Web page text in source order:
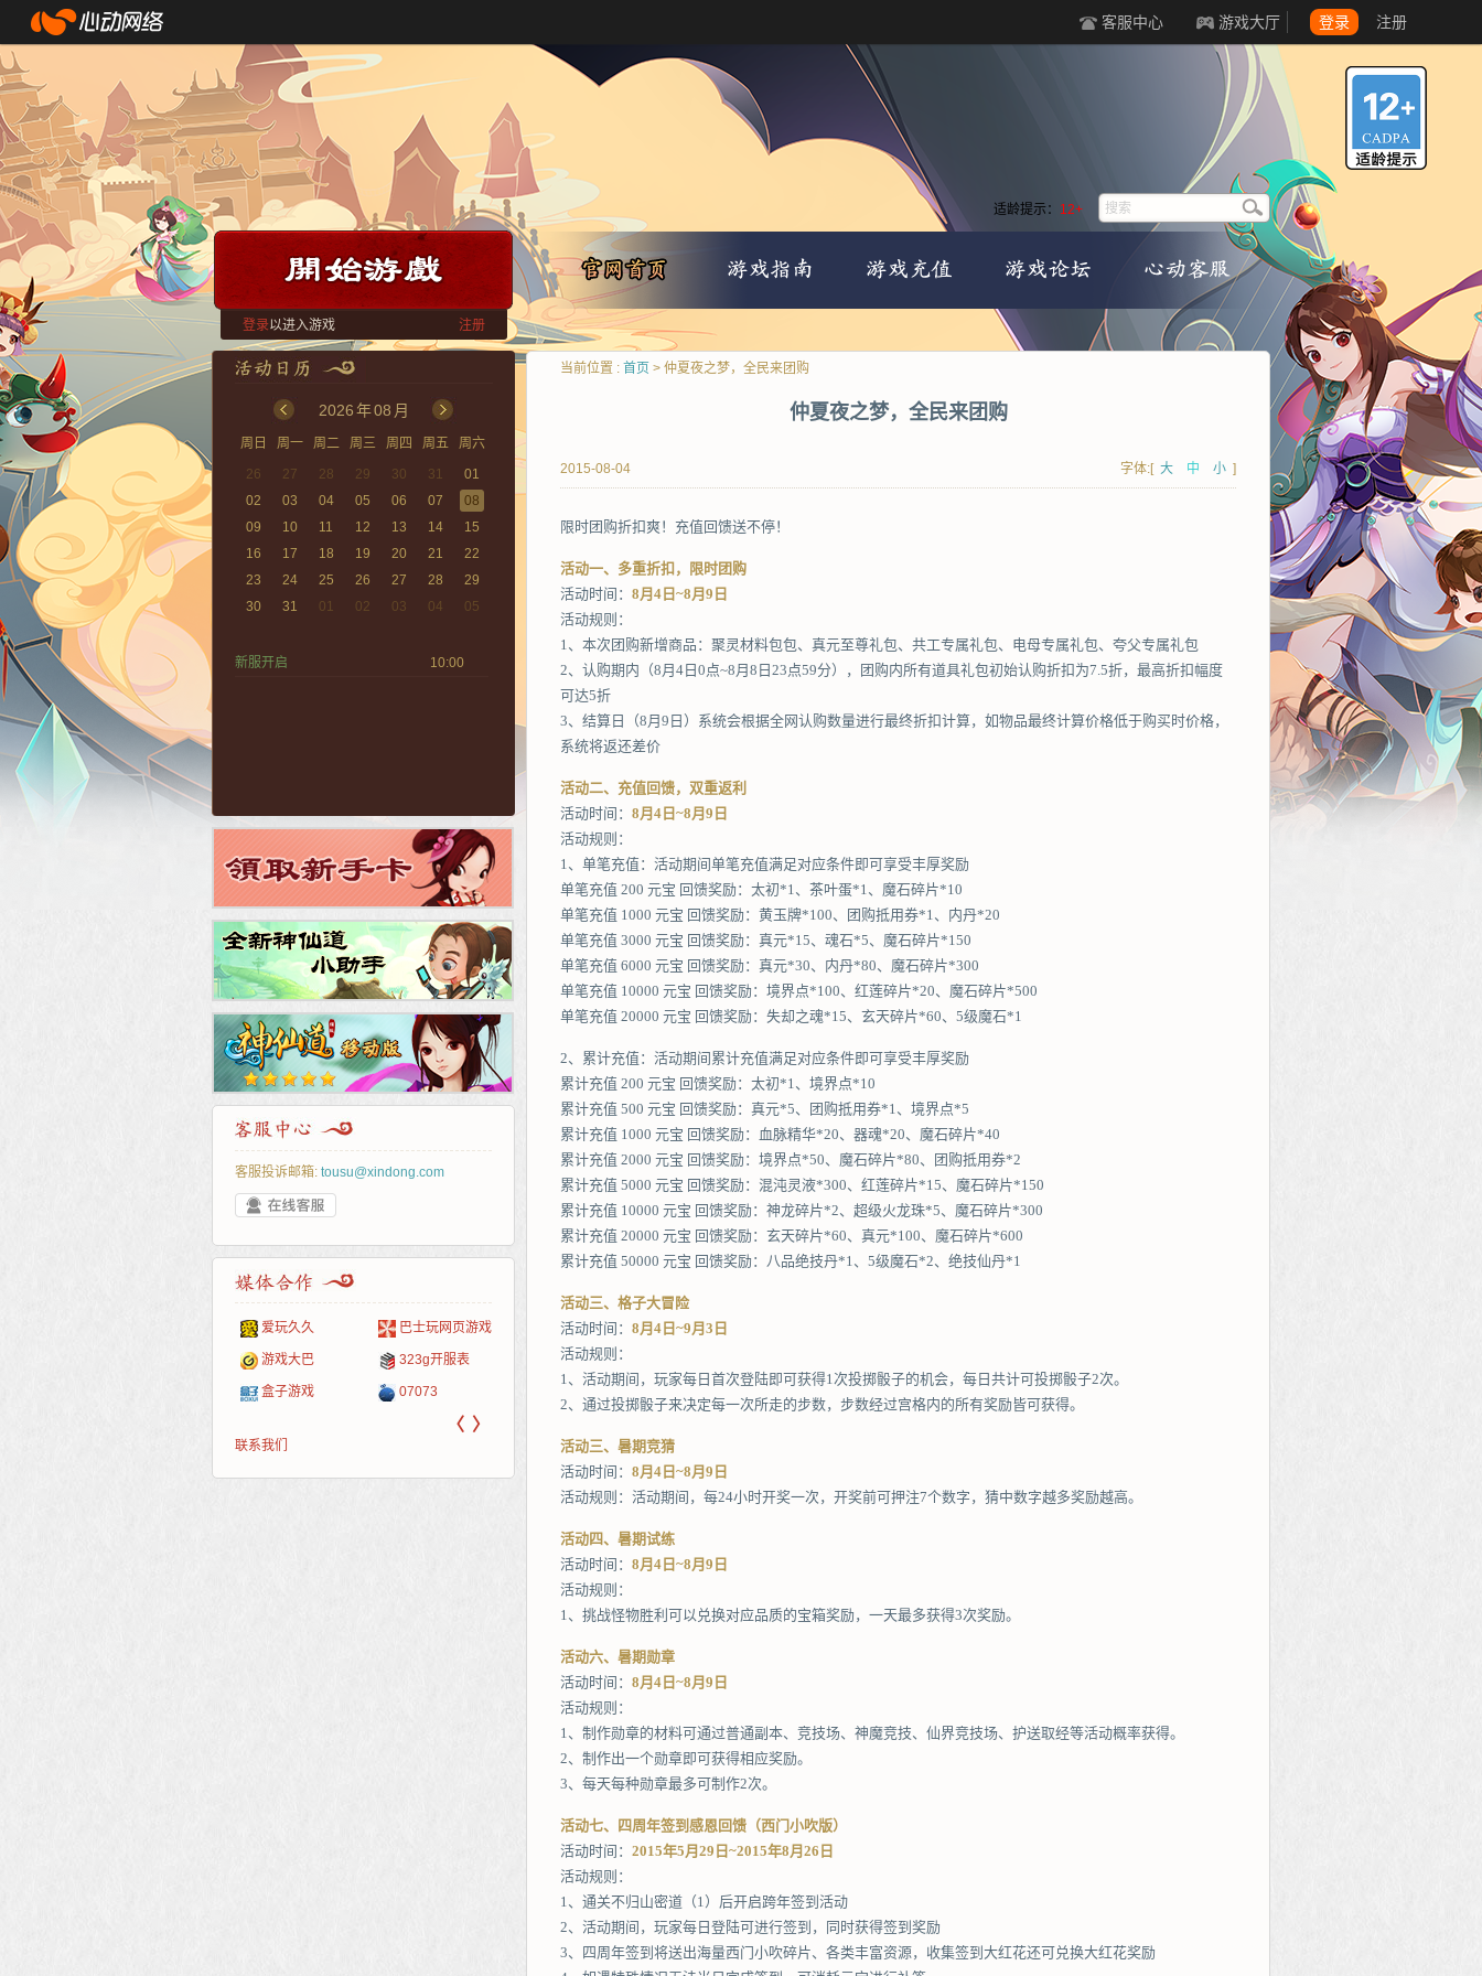
客服中心 游戏大厅 登录 注册
登录以进入游戏 注册
适龄提示： 12+
2026年08 月
周日 周一 周二 周三 周四 周五
周六
26
27 28 29 30 31
01
02
03 04 05 06 07
08
09
10 11 12 13 14
15
16
17 18 19 20 21
22
23
24 25 26 27 28
29
30
31 01 02 03 04 05
新服开启 10:00
客服投诉邮箱: tousu@xindong.com
爱玩久久 巴士玩网页游戏
游戏大巴 323g开服表
盒子游戏 07073
页游网
腾讯游戏
多玩
pcgame
游一游
游侠网页游戏
开服网
斗蟹网页游戏
〈 〉
联系我们
当前位置 : 首页 > 仲夏夜之梦，全民来团购
仲夏夜之梦，全民来团购
2015-08-04 字体:[ 大 中 小 ]
限时团购折扣爽！充值回馈送不停！
活动一、多重折扣，限时团购
活动时间： 8月4日~8月9日
活动规则：
1、本次团购新增商品：聚灵材料包包、真元至尊礼包、共工专属礼包、电母专属礼包、夸父专属礼包
2、认购期内（8月4日0点~8月8日23点59分），团购内所有道具礼包初始认购折扣为7.5折，最高折扣幅度
可达5折
3、结算日（8月9日）系统会根据全网认购数量进行最终折扣计算，如物品最终计算价格低于购买时价格，
系统将返还差价
活动二、充值回馈，双重返利
活动时间： 8月4日~8月9日
活动规则：
1、单笔充值：活动期间单笔充值满足对应条件即可享受丰厚奖励
单笔充值 200 元宝 回馈奖励：太初*1、茶叶蛋*1、魔石碎片*10
单笔充值 1000 元宝 回馈奖励：黄玉牌*100、团购抵用券*1、内丹*20
单笔充值 3000 元宝 回馈奖励：真元*15、魂石*5、魔石碎片*150
单笔充值 6000 元宝 回馈奖励：真元*30、内丹*80、魔石碎片*300
单笔充值 10000 元宝 回馈奖励：境界点*100、红莲碎片*20、魔石碎片*500
单笔充值 20000 元宝 回馈奖励：失却之魂*15、玄天碎片*60、5级魔石*1
2、累计充值：活动期间累计充值满足对应条件即可享受丰厚奖励
累计充值 200 元宝 回馈奖励：太初*1、境界点*10
累计充值 500 元宝 回馈奖励：真元*5、团购抵用券*1、境界点*5
累计充值 1000 元宝 回馈奖励：血脉精华*20、器魂*20、魔石碎片*40
累计充值 2000 元宝 回馈奖励：境界点*50、魔石碎片*80、团购抵用券*2
累计充值 5000 元宝 回馈奖励：混沌灵液*300、红莲碎片*15、魔石碎片*150
累计充值 10000 元宝 回馈奖励：神龙碎片*2、超级火龙珠*5、魔石碎片*300
累计充值 20000 元宝 回馈奖励：玄天碎片*60、真元*100、魔石碎片*600
累计充值 50000 元宝 回馈奖励：八品绝技丹*1、5级魔石*2、绝技仙丹*1
活动三、格子大冒险
活动时间： 8月4日~9月3日
活动规则：
1、活动期间，玩家每日首次登陆即可获得1次投掷骰子的机会，每日共计可投掷骰子2次。
2、通过投掷骰子来决定每一次所走的步数，步数经过宫格内的所有奖励皆可获得。
活动三、暑期竞猜
活动时间： 8月4日~8月9日
活动规则：活动期间，每24小时开奖一次，开奖前可押注7个数字，猜中数字越多奖励越高。
活动四、暑期试练
活动时间： 8月4日~8月9日
活动规则：
1、挑战怪物胜利可以兑换对应品质的宝箱奖励，一天最多获得3次奖励。
活动六、暑期勋章
活动时间： 8月4日~8月9日
活动规则：
1、制作勋章的材料可通过普通副本、竞技场、神魔竞技、仙界竞技场、护送取经等活动概率获得。
2、制作出一个勋章即可获得相应奖励。
3、每天每种勋章最多可制作2次。
活动七、四周年签到感恩回馈（西门小吹版）
活动时间： 2015年5月29日~2015年8月26日
活动规则：
1、通关不归山密道（1）后开启跨年签到活动
2、活动期间，玩家每日登陆可进行签到，同时获得签到奖励
3、四周年签到将送出海量西门小吹碎片、各类丰富资源，收集签到大红花还可兑换大红花奖励